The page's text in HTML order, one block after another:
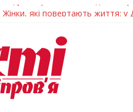
Жінки, які повертають життя: у
Дніпро стане головним центром
Засинання після півночі може
Андрій Горинін: “Нехай доля